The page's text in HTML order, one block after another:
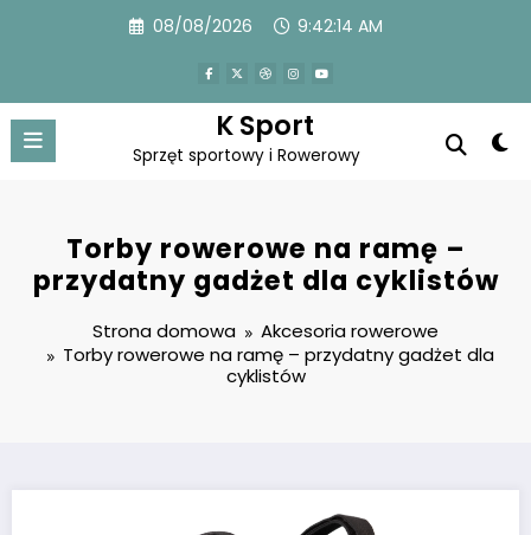
08/08/2026 9:42:15 AM
K Sport
Sprzęt sportowy i Rowerowy
Torby rowerowe na ramę –
przydatny gadżet dla cyklistów
Strona domowa
Akcesoria rowerowe
Torby rowerowe na ramę – przydatny gadżet dla
cyklistów